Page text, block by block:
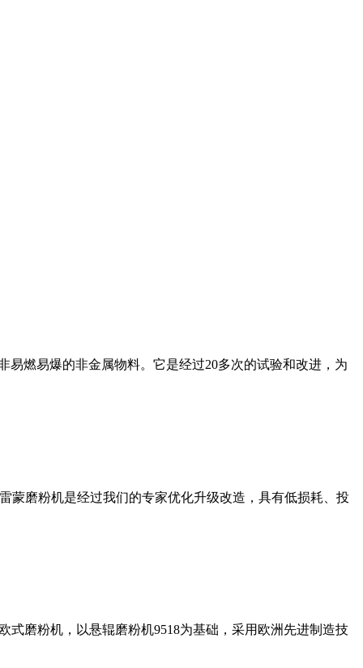
燃易爆的非金属物料。它是经过20多次的试验和改进，为
蒙磨粉机是经过我们的专家优化升级改造，具有低损耗、投
磨粉机，以悬辊磨粉机9518为基础，采用欧洲先进制造技